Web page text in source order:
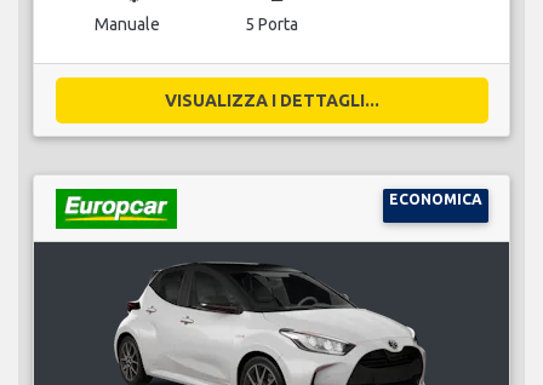
Manuale 5 Porta
VISUALIZZA I DETTAGLI...
ECONOMICA